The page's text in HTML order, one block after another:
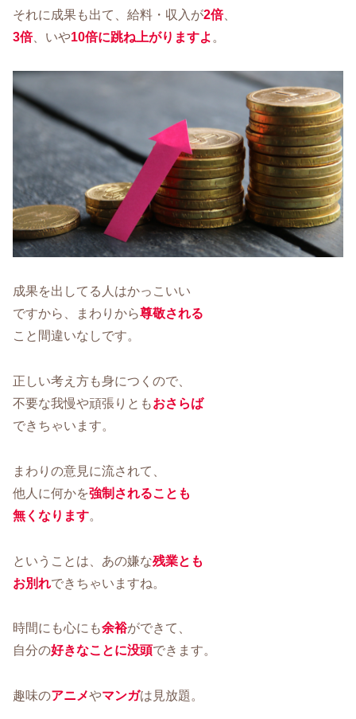
それに成果も出て、給料・収入が2倍、
3倍、いや10倍に跳ね上がりますよ 。
成果を出してる人はかっこいい
ですから、まわりから尊敬される
こと間違いなしです。
正しい考え方も身につくので、
不要な我慢や頑張りともおさらば
できちゃいます。
まわりの意見に流されて、
他人に何かを強制されることも
無くなります。
ということは、あの嫌な残業とも
お別れできちゃいますね。
時間にも心にも余裕ができて、
自分の好きなことに没頭できます。
趣味のアニメやマンガは見放題。